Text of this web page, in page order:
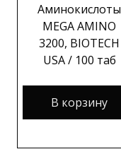
Аминокислоты
MEGA AMINO
3200, BIOTECH
USA / 100 таб
В корзину